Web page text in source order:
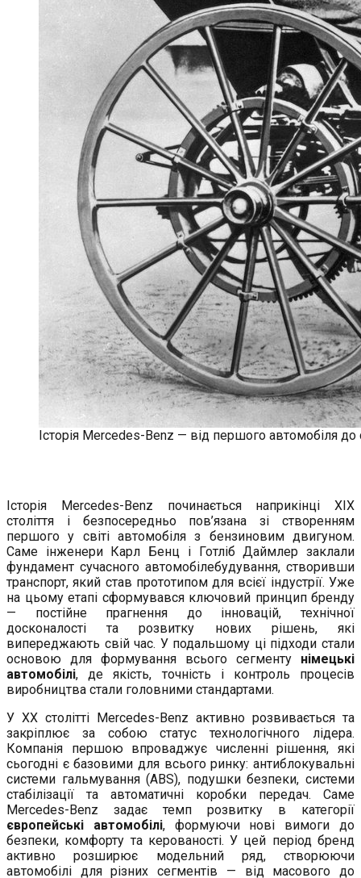
Історія Mercedes-Benz — від першого автомобіля до
Історія Mercedes-Benz починається наприкінці XIX
століття і безпосередньо пов’язана зі створенням
першого у світі автомобіля з бензиновим двигуном.
Саме інженери Карл Бенц і Готліб Даймлер заклали
фундамент сучасного автомобілебудування, створивши
транспорт, який став прототипом для всієї індустрії. Уже
на цьому етапі сформувався ключовий принцип бренду
— постійне прагнення до інновацій, технічної
досконалості та розвитку нових рішень, які
випереджають свій час. У подальшому ці підходи стали
основою для формування всього сегменту німецькі
автомобілі, де якість, точність і контроль процесів
виробництва стали головними стандартами.
У ХХ столітті Mercedes-Benz активно розвивається та
закріплює за собою статус технологічного лідера.
Компанія першою впроваджує численні рішення, які
сьогодні є базовими для всього ринку: антиблокувальні
системи гальмування (ABS), подушки безпеки, системи
стабілізації та автоматичні коробки передач. Саме
Mercedes-Benz задає темп розвитку в категорії
європейські автомобілі, формуючи нові вимоги до
безпеки, комфорту та керованості. У цей період бренд
активно розширює модельний ряд, створюючи
автомобілі для різних сегментів — від масового до